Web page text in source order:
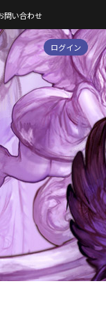
問い合わせ
ログイン